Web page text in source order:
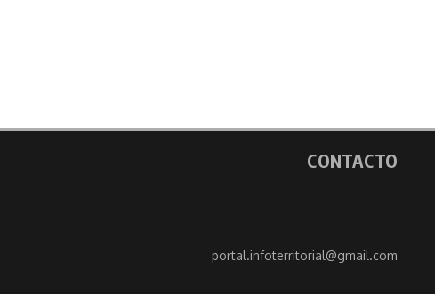
CONTACTO
portal.infoterritorial@gmail.com